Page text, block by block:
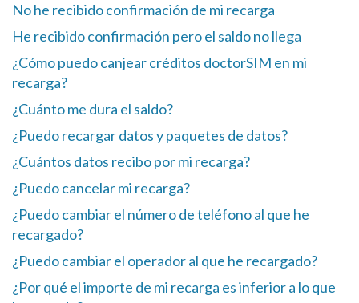
No he recibido confirmación de mi recarga
He recibido confirmación pero el saldo no llega
¿Cómo puedo canjear créditos doctorSIM en mi
recarga?
¿Cuánto me dura el saldo?
¿Puedo recargar datos y paquetes de datos?
¿Cuántos datos recibo por mi recarga?
¿Puedo cancelar mi recarga?
¿Puedo cambiar el número de teléfono al que he
recargado?
¿Puedo cambiar el operador al que he recargado?
¿Por qué el importe de mi recarga es inferior a lo que